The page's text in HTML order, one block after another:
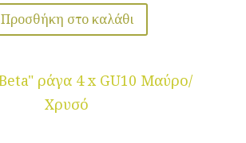
Προσθήκη στο καλάθι